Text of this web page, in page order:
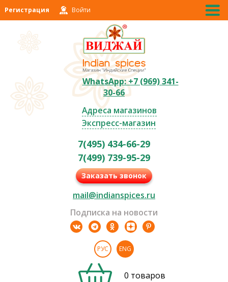
Регистрация Войти
WhatsApp: +7 (969) 341-
30-66
Адреса магазинов
Экспресс-магазин
7(495) 434-66-29
7(499) 739-95-29
Заказать звонок
mail@indianspices.ru
Подписка на новости
РУС ENG
0 товаров